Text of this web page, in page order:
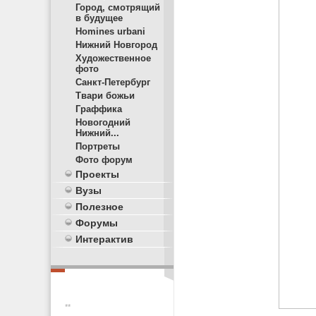
Город, смотрящий
в будущее
Homines urbani
Нижний Новгород
Художественное
фото
Санкт-Петербург
Твари божьи
Граффика
Новогодний
Нижний...
Портреты
Фото форум
Проекты
Вузы
Полезное
Форумы
Интерактив
**